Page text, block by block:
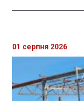
01 серпня 2026